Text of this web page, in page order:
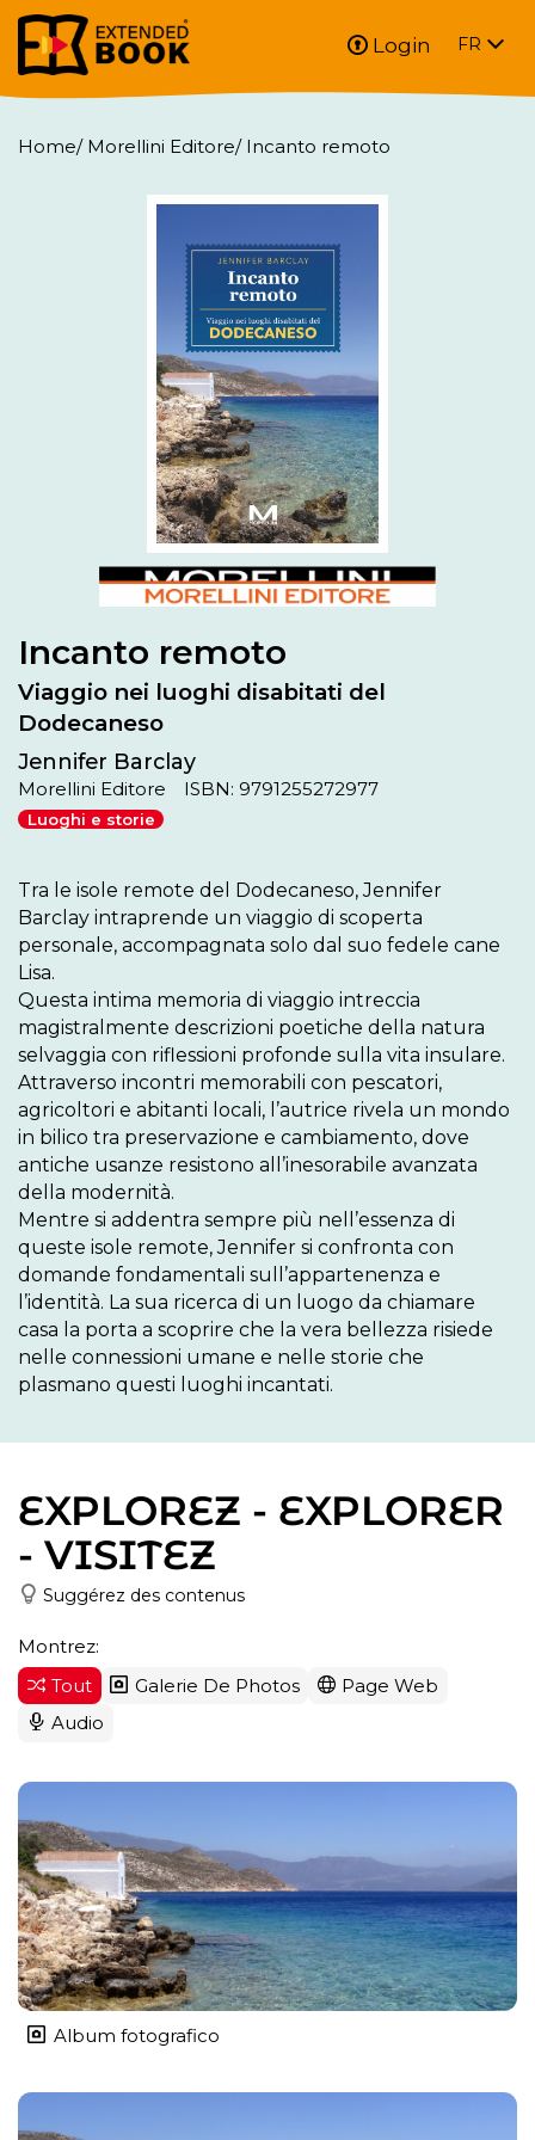
Login FR
Home/ Morellini Editore/ Incanto remoto
Incanto remoto
Viaggio nei luoghi disabitati del
Dodecaneso
Jennifer Barclay
Morellini Editore ISBN: 9791255272977
Luoghi e storie
Tra le isole remote del Dodecaneso, Jennifer
Barclay intraprende un viaggio di scoperta
personale, accompagnata solo dal suo fedele cane
Lisa.
Questa intima memoria di viaggio intreccia
magistralmente descrizioni poetiche della natura
selvaggia con riflessioni profonde sulla vita insulare.
Attraverso incontri memorabili con pescatori,
agricoltori e abitanti locali, l’autrice rivela un mondo
in bilico tra preservazione e cambiamento, dove
antiche usanze resistono all’inesorabile avanzata
della modernità.
Mentre si addentra sempre più nell’essenza di
queste isole remote, Jennifer si confronta con
domande fondamentali sull’appartenenza e
l’identità. La sua ricerca di un luogo da chiamare
casa la porta a scoprire che la vera bellezza risiede
nelle connessioni umane e nelle storie che
plasmano questi luoghi incantati.
EXPLOREZ - EXPLORER
- VISITEZ
Suggérez des contenus
Montrez:
Tout
Galerie De Photos
Page Web
Audio
Album fotografico